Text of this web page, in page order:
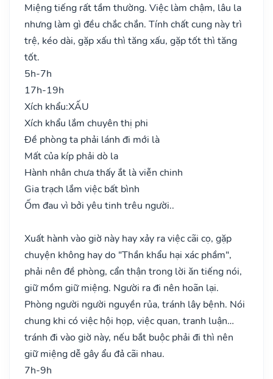
Miệng tiếng rất tầm thường. Việc làm chậm, lâu la
nhưng làm gì đều chắc chắn. Tính chất cung này trì
trệ, kéo dài, gặp xấu thì tăng xấu, gặp tốt thì tăng
tốt.
5h-7h
17h-19h
Xích khẩu:XẤU
Xích khẩu lắm chuyên thị phi
Đề phòng ta phải lánh đi mới là
Mất của kíp phải dò la
Hành nhân chưa thấy ắt là viễn chinh
Gia trạch lắm việc bất bình
Ốm đau vì bởi yêu tinh trêu người..
Xuất hành vào giờ này hay xảy ra việc cãi cọ, gặp
chuyện không hay do "Thần khẩu hại xác phầm",
phải nên đề phòng, cẩn thận trong lời ăn tiếng nói,
giữ mồm giữ miệng. Người ra đi nên hoãn lại.
Phòng người người nguyền rủa, tránh lây bệnh. Nói
chung khi có việc hội họp, việc quan, tranh luận…
tránh đi vào giờ này, nếu bắt buộc phải đi thì nên
giữ miệng dễ gây ẩu đả cãi nhau.
7h-9h